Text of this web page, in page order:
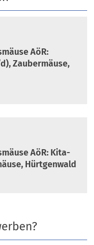
AöR:
Zaubermäuse,
AöR: Kita-
Hürtgenwald